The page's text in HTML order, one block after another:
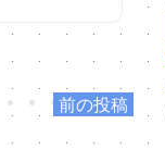
前の投稿